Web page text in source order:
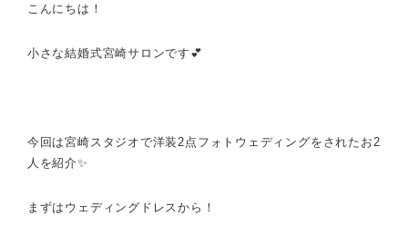
こんにちは！
小さな結婚式宮崎サロンです💕
今回は宮崎スタジオで洋装2点フォトウェディングをされたお2
人を紹介✨
まずはウェディングドレスから！